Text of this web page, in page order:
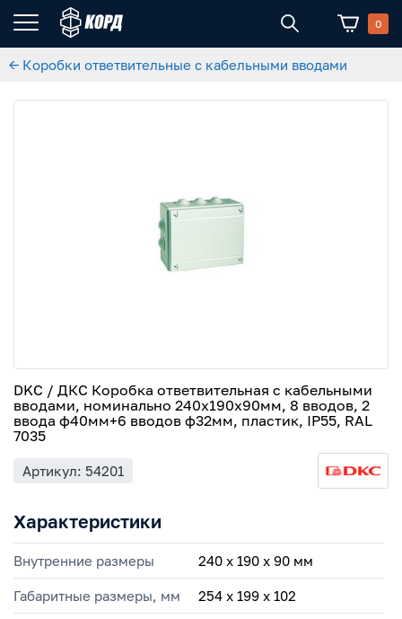
0
← Коробки ответвительные с кабельными вводами
DKC / ДКС Коробка ответвительная с кабельными
вводами, номинально 240х190х90мм, 8 вводов, 2
ввода ф40мм+6 вводов ф32мм, пластик, IP55, RAL
7035
Артикул: 54201
Характеристики
Внутренние размеры 240 х 190 х 90 мм
Габаритные размеры, мм 254 х 199 х 102